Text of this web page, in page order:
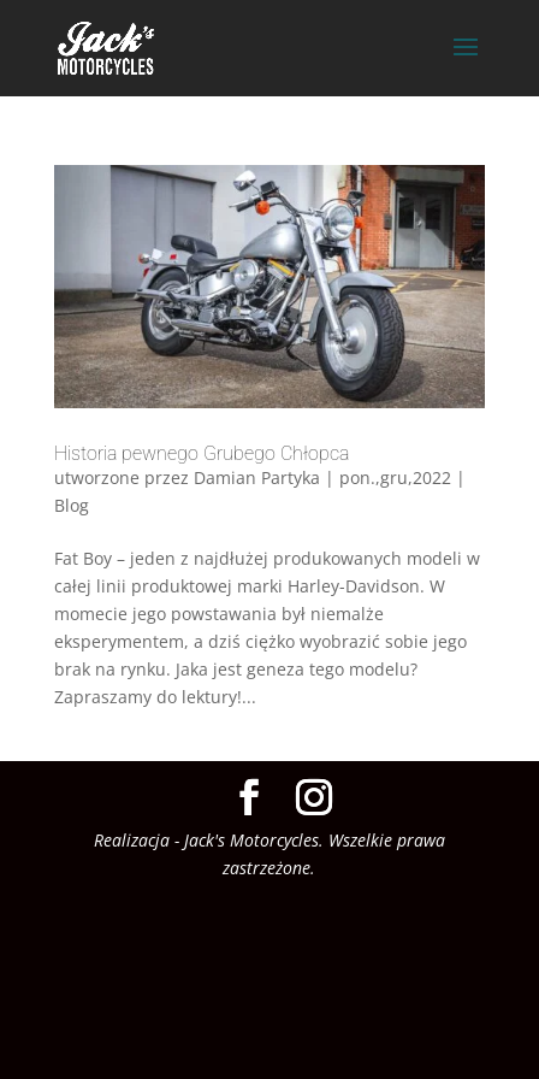
Historia pewnego Grubego Chłopca
utworzone przez Damian Partyka | pon.,gru,2022 |
Blog
Fat Boy – jeden z najdłużej produkowanych modeli w
całej linii produktowej marki Harley-Davidson. W
momecie jego powstawania był niemalże
eksperymentem, a dziś ciężko wyobrazić sobie jego
brak na rynku. Jaka jest geneza tego modelu?
Zapraszamy do lektury!...
Realizacja - Jack's Motorcycles. Wszelkie prawa
zastrzeżone.